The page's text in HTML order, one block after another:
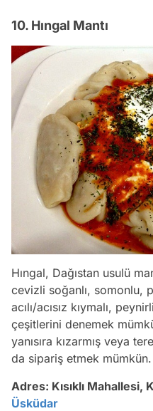
10. Hıngal Mantı
Hıngal, Dağıstan usulü
cevizli soğanlı, somonlu,
acılı/acısız kıymalı,
çeşitlerini denemek
yanısıra kızarmış veya
da sipariş etmek mümkün.
Adres: Kısıklı Mahallesi,
Üsküdar